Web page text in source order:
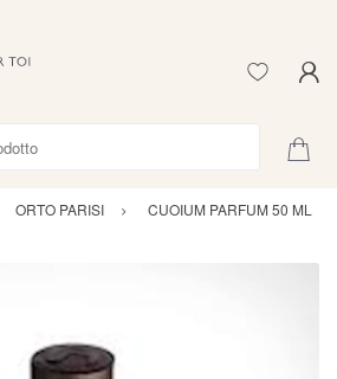
ORTO PARISI CUOIUM PARFUM 50 ML